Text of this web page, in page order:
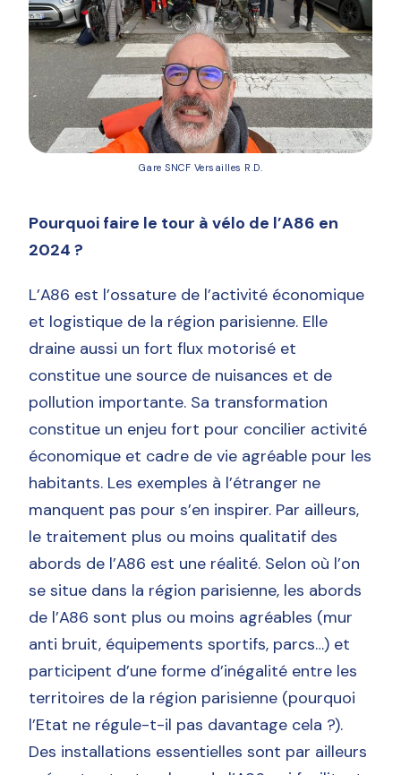
Gare SNCF Versailles R.D.
Pourquoi faire le tour à vélo de l’A86 en
2024 ?
L’A86 est l’ossature de l’activité économique
et logistique de la région parisienne. Elle
draine aussi un fort flux motorisé et
constitue une source de nuisances et de
pollution importante. Sa transformation
constitue un enjeu fort pour concilier activité
économique et cadre de vie agréable pour les
habitants. Les exemples à l’étranger ne
manquent pas pour s’en inspirer. Par ailleurs,
le traitement plus ou moins qualitatif des
abords de l’A86 est une réalité. Selon où l’on
se situe dans la région parisienne, les abords
de l’A86 sont plus ou moins agréables (mur
anti bruit, équipements sportifs, parcs…) et
participent d’une forme d’inégalité entre les
territoires de la région parisienne (pourquoi
l’Etat ne régule-t-il pas davantage cela ?).
Des installations essentielles sont par ailleurs